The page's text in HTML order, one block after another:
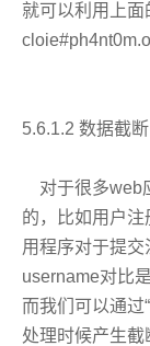
就可以利用上
5.6.1.2 数据截断
对于很多web
的，比如用户
用程序对于提
username对比
而我们可以通过
处理时候产生